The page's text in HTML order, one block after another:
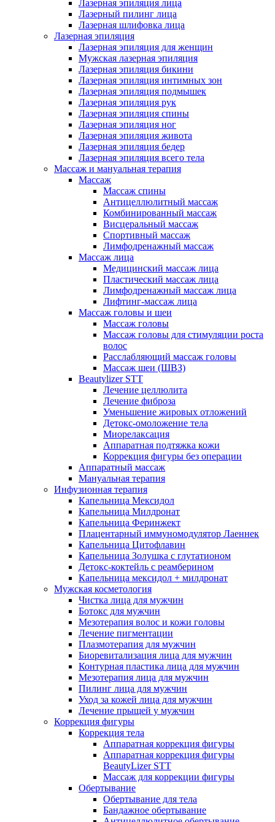
Лазерная эпиляция лица
Лазерный пилинг лица
Лазерная шлифовка лица
Лазерная эпиляция
Лазерная эпиляция для женщин
Мужская лазерная эпиляция
Лазерная эпиляция бикини
Лазерная эпиляция интимных зон
Лазерная эпиляция подмышек
Лазерная эпиляция рук
Лазерная эпиляция спины
Лазерная эпиляция ног
Лазерная эпиляция живота
Лазерная эпиляция бедер
Лазерная эпиляция всего тела
Массаж и мануальная терапия
Массаж
Массаж спины
Антицеллюлитный массаж
Комбинированный массаж
Висцеральный массаж
Спортивный массаж
Лимфодренажный массаж
Массаж лица
Медицинский массаж лица
Пластический массаж лица
Лимфодренажный массаж лица
Лифтинг-массаж лица
Массаж головы и шеи
Массаж головы
Массаж головы для стимуляции роста
волос
Расслабляющий массаж головы
Массаж шеи (ШВЗ)
Beautylizer STT
Лечение целлюлита
Лечение фиброза
Уменьшение жировых отложений
Детокс-омоложение тела
Миорелаксация
Аппаратная подтяжка кожи
Коррекция фигуры без операции
Аппаратный массаж
Мануальная терапия
Инфузионная терапия
Капельница Мексидол
Капельница Милдронат
Капельница Феринжект
Плацентарный иммуномодулятор Лаеннек
Капельница Цитофлавин
Капельница Золушка с глутатионом
Детокс-коктейль с реамберином
Капельница мексидол + милдронат
Мужская косметология
Чистка лица для мужчин
Ботокс для мужчин
Мезотерапия волос и кожи головы
Лечение пигментации
Плазмотерапия для мужчин
Биоревитализация лица для мужчин
Контурная пластика лица для мужчин
Мезотерапия лица для мужчин
Пилинг лица для мужчин
Уход за кожей лица для мужчин
Лечение прыщей у мужчин
Коррекция фигуры
Коррекция тела
Аппаратная коррекция фигуры
Аппаратная коррекция фигуры
BeautyLizer STT
Массаж для коррекции фигуры
Обертывание
Обертывание для тела
Бандажное обертывание